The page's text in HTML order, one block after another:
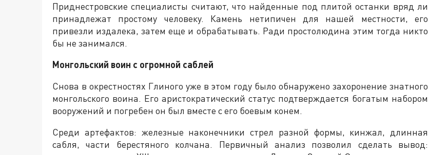
Приднестровские специалисты считают, что найденные под плитой останки вряд ли
принадлежат простому человеку. Камень нетипичен для нашей местности, его
привезли издалека, затем еще и обрабатывать. Ради простолюдина этим тогда никто
бы не занимался.
Монгольский воин с огромной саблей
Снова в окрестностях Глиного уже в этом году было обнаружено захоронение знатного
монгольского воина. Его аристократический статус подтверждается богатым набором
вооружений и погребен он был вместе с его боевым конем.
Среди артефактов: железные наконечники стрел разной формы, кинжал, длинная
сабля, части берестяного колчана. Первичный анализ позволил сделать вывод: